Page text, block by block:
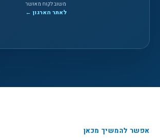
משוב לקוח מאושר
לאתר הארגון ←
אפשר להמשיך מכאן